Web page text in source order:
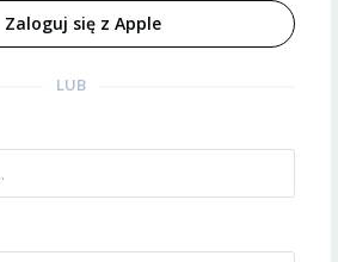
Zaloguj się z Apple
LUB